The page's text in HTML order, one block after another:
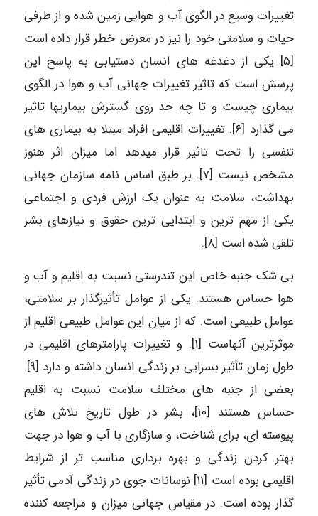
تغییرات وسیع در الگوی آب و هوایی زمین شده و از طرفی
حیات و سلامتی خود را نیز در معرض خطر قرار داده است
[۵] یکی از دغدغه های انسان دستیابی به پاسخ این
پرسش است که تاثیر تغییرات جهانی آب و هوا در الگوی
بیماری چیست و تا چه حد روی گسترش بیماریها تاثیر
می گذارد [۶]. تغییرات اقلیمی افراد مبتلا به بیماری های
تنفسی را تحت تاثیر قرار میدهد اما میزان اثر هنوز
مشخص نیست [۷]. بر طبق اساس نامه سازمان جهانی
بهداشت، سلامت به عنوان یک ارزش فردی و اجتماعی
یکی از مهم ترین و ابتدایی ترین حقوق و نیازهای بشر
تلقی شده است [۸].
بی شک جنبه خاص این تندرستی نسبت به اقلیم و آب و
هوا حساس هستند. یکی از عوامل تأثیرگذار بر سلامتی،
عوامل طبیعی است. که از میان این عوامل طبیعی اقلیم از
موثرترین آنهاست [۱]. و تغییرات پارامترهای اقلیمی در
طول زمان تأثیر بسزایی بر زندگی انسان داشته و دارد [۹].
بعضی از جنبه های مختلف سلامت نسبت به اقلیم
حساس هستند [۱۰]، بشر در طول تاریخ تلاش های
پیوسته ای، برای شناخت، و سازگاری با آب و هوا در جهت
بهتر کردن زندگی و بهره برداری مناسب تر از شرایط
اقلیمی بوده است [۱۱] نوسانات جوی در زندگی آدمی تأثیر
گذار بوده است. در مقیاس جهانی میزان و مراجعه کننده